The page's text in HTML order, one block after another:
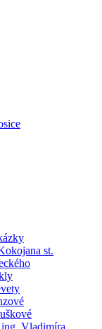
st.
Vladimíra